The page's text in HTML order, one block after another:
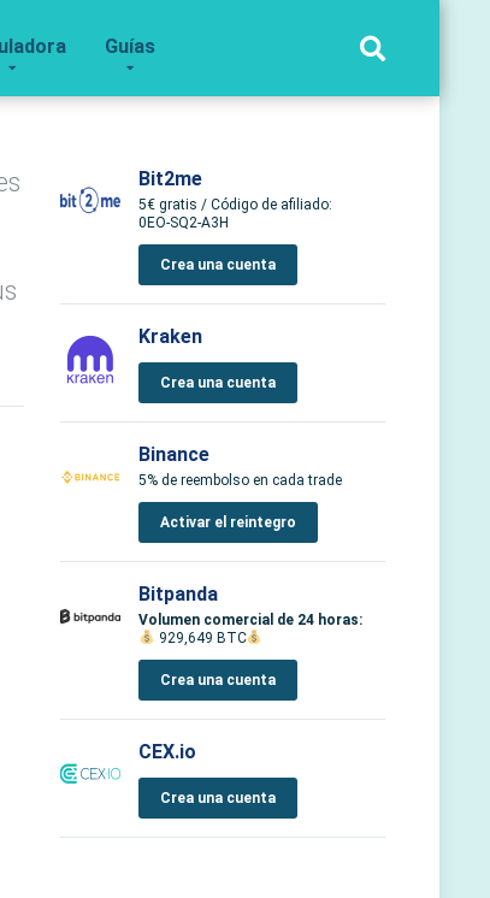
Guías
Bit2me
5€ gratis / Código de afiliado:
0EO-SQ2-A3H
Crea una cuenta
Kraken
Crea una cuenta
Binance
5% de reembolso en cada trade
Activar el reintegro
Bitpanda
Volumen comercial de 24 horas:
929,649 BTC
Crea una cuenta
CEX.io
Crea una cuenta